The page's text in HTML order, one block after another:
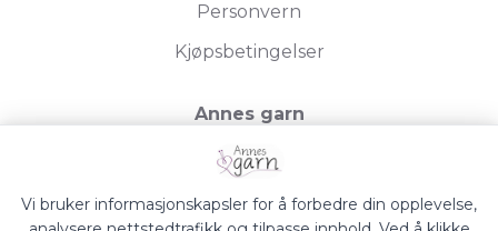
Personvern
Kjøpsbetingelser
Annes garn
Storgata 19, 2750 Gran
Org.nr. 994050613
Vi bruker informasjonskapsler for å forbedre din opplevelse,